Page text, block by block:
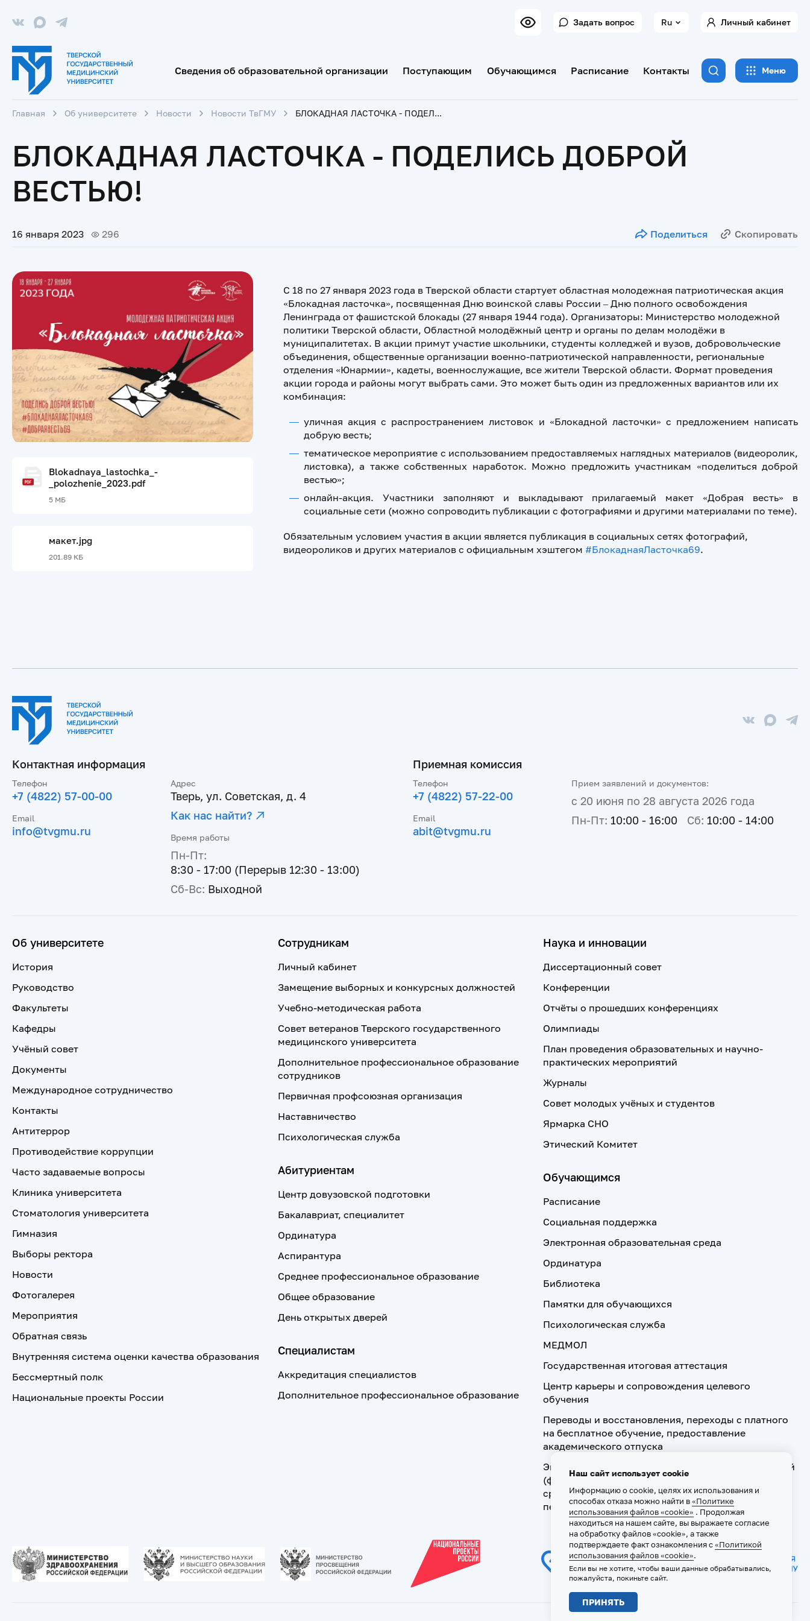
Задать вопрос Ru Личный кабинет
Сведения об образовательной организации Поступающим Обучающимся Расписание Контакты Меню
Главная Об университете Новости Новости ТвГМУ БЛОКАДНАЯ ЛАСТОЧКА - ПОДЕЛИСЬ ДОБРОЙ ВЕСТЬЮ!
БЛОКАДНАЯ ЛАСТОЧКА - ПОДЕЛИСЬ ДОБРОЙ
ВЕСТЬЮ!
16 января 2023 296 Поделиться Скопировать
Blokadnaya_lastochka_-
_polozhenie_2023.pdf
5 МБ
макет.jpg
201.89 КБ
С 18 по 27 января 2023 года в Тверской области стартует областная молодежная патриотическая акция
«Блокадная ласточка», посвященная Дню воинской славы России – Дню полного освобождения
Ленинграда от фашистской блокады (27 января 1944 года). Организаторы: Министерство молодежной
политики Тверской области, Областной молодёжный центр и органы по делам молодёжи в
муниципалитетах. В акции примут участие школьники, студенты колледжей и вузов, добровольческие
объединения, общественные организации военно-патриотической направленности, региональные
отделения «Юнармии», кадеты, военнослужащие, все жители Тверской области. Формат проведения
акции города и районы могут выбрать сами. Это может быть один из предложенных вариантов или их
комбинация:
уличная акция с распространением листовок и «Блокадной ласточки» с предложением написать
добрую весть;
тематическое мероприятие с использованием предоставляемых наглядных материалов (видеоролик,
листовка), а также собственных наработок. Можно предложить участникам «поделиться доброй
вестью»;
онлайн-акция. Участники заполняют и выкладывают прилагаемый макет «Добрая весть» в
социальные сети (можно сопроводить публикации с фотографиями и другими материалами по теме).
Обязательным условием участия в акции является публикация в социальных сетях фотографий,
видеороликов и других материалов с официальным хэштегом #БлокаднаяЛасточка69.
Контактная информация
Телефон
+7 (4822) 57-00-00
Email
info@tvgmu.ru
Адрес
Тверь, ул. Советская, д. 4
Как нас найти?
Время работы
Пн-Пт:
8:30 - 17:00 (Перерыв 12:30 - 13:00)
Сб-Вс: Выходной
Приемная комиссия
Телефон
+7 (4822) 57-22-00
Email
abit@tvgmu.ru
Прием заявлений и документов:
с 20 июня по 28 августа 2026 года
Пн-Пт: 10:00 - 16:00 Сб: 10:00 - 14:00
Об университете
История
Руководство
Факультеты
Кафедры
Учёный совет
Документы
Международное сотрудничество
Контакты
Антитеррор
Противодействие коррупции
Часто задаваемые вопросы
Клиника университета
Стоматология университета
Гимназия
Выборы ректора
Новости
Фотогалерея
Мероприятия
Обратная связь
Внутренняя система оценки качества образования
Бессмертный полк
Национальные проекты России
Сотрудникам
Личный кабинет
Замещение выборных и конкурсных должностей
Учебно-методическая работа
Совет ветеранов Тверского государственного
медицинского университета
Дополнительное профессиональное образование
сотрудников
Первичная профсоюзная организация
Наставничество
Психологическая служба
Абитуриентам
Центр довузовской подготовки
Бакалавриат, специалитет
Ординатура
Аспирантура
Среднее профессиональное образование
Общее образование
День открытых дверей
Специалистам
Аккредитация специалистов
Дополнительное профессиональное образование
Наука и инновации
Диссертационный совет
Конференции
Отчёты о прошедших конференциях
Олимпиады
План проведения образовательных и научно-
практических мероприятий
Журналы
Совет молодых учёных и студентов
Ярмарка СНО
Этический Комитет
Обучающимся
Расписание
Социальная поддержка
Электронная образовательная среда
Ординатура
Библиотека
Памятки для обучающихся
Психологическая служба
МЕДМОЛ
Государственная итоговая аттестация
Центр карьеры и сопровождения целевого
обучения
Переводы и восстановления, переходы с платного
на бесплатное обучение, предоставление
академического отпуска
Экзамен по допуску к осуществлению медицинской
(фармацевтической) деятельности на должностях
среднего медицинского (фармацевтического)
персонала
Наш сайт использует cookie
Информацию о cookie, целях их использования и
способах отказа можно найти в«Политике
использования файлов «cookie» . Продолжая
находиться на нашем сайте, вы выражаете согласие
на обработку файлов «cookie», а также
подтверждаете факт ознакомления с«Политикой
использования файлов «cookie».
Если вы не хотите, чтобы ваши данные обрабатывались,
пожалуйста, покиньте сайт.
ПРИНЯТЬ